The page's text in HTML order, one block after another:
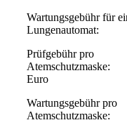
Wartungsgebühr für
Lungenautomat:
Prüfgebühr pro
Euro
Wartungsgebühr pro